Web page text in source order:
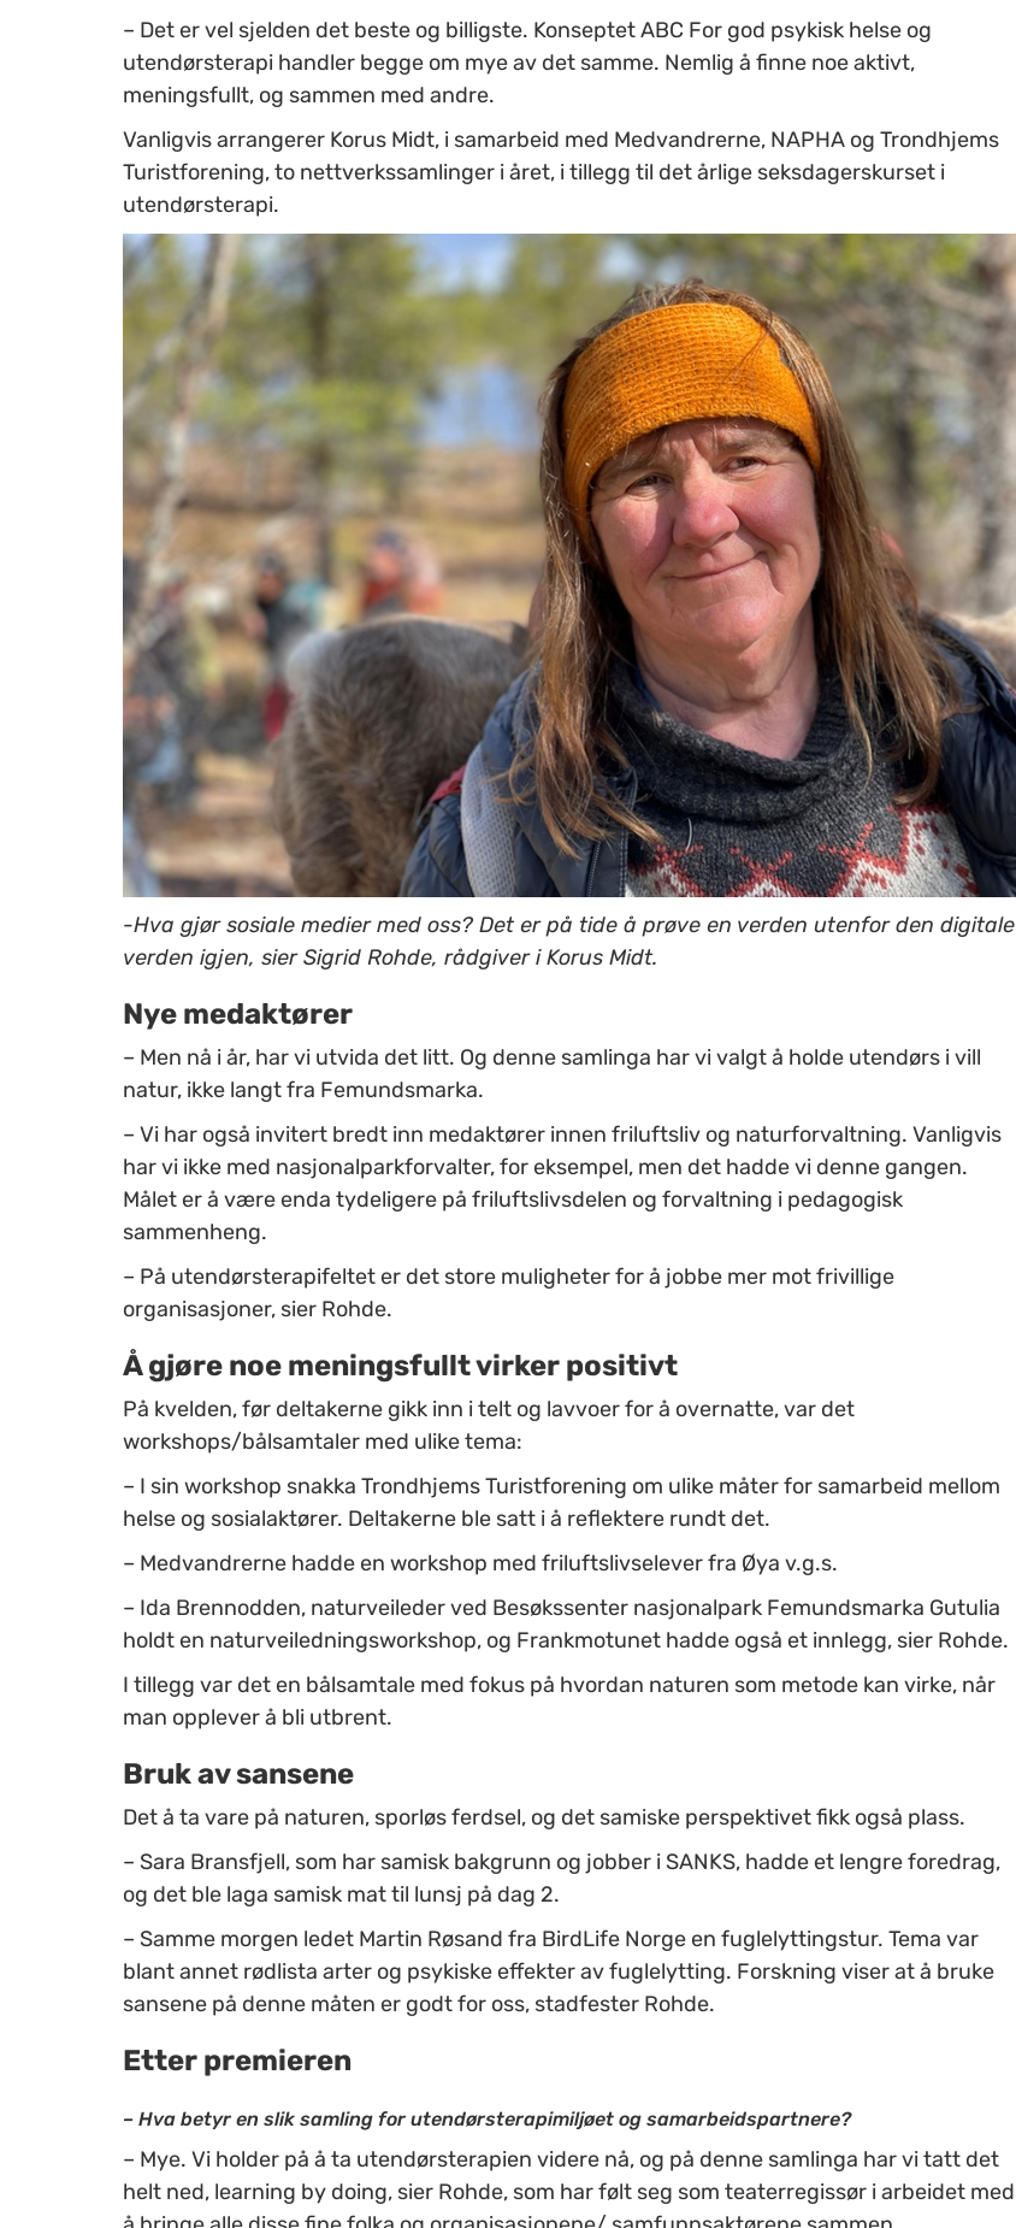
– Det er vel sjelden det beste og billigste. Konseptet ABC For god psykisk helse og
utendørsterapi handler begge om mye av det samme. Nemlig å finne noe aktivt,
meningsfullt, og sammen med andre.
Vanligvis arrangerer Korus Midt, i samarbeid med Medvandrerne, NAPHA og Trondhjems
Turistforening, to nettverkssamlinger i året, i tillegg til det årlige seksdagerskurset i
utendørsterapi.
-Hva gjør sosiale medier med oss? Det er på tide å prøve en verden utenfor den digitale
verden igjen, sier Sigrid Rohde, rådgiver i Korus Midt.
Nye medaktører
– Men nå i år, har vi utvida det litt. Og denne samlinga har vi valgt å holde utendørs i vill
natur, ikke langt fra Femundsmarka.
– Vi har også invitert bredt inn medaktører innen friluftsliv og naturforvaltning. Vanligvis
har vi ikke med nasjonalparkforvalter, for eksempel, men det hadde vi denne gangen.
Målet er å være enda tydeligere på friluftslivsdelen og forvaltning i pedagogisk
sammenheng.
– På utendørsterapifeltet er det store muligheter for å jobbe mer mot frivillige
organisasjoner, sier Rohde.
Å gjøre noe meningsfullt virker positivt
På kvelden, før deltakerne gikk inn i telt og lavvoer for å overnatte, var det
workshops/bålsamtaler med ulike tema:
– I sin workshop snakka Trondhjems Turistforening om ulike måter for samarbeid mellom
helse og sosialaktører. Deltakerne ble satt i å reflektere rundt det.
– Medvandrerne hadde en workshop med friluftslivselever fra Øya v.g.s.
– Ida Brennodden, naturveileder ved Besøkssenter nasjonalpark Femundsmarka Gutulia
holdt en naturveiledningsworkshop, og Frankmotunet hadde også et innlegg, sier Rohde.
I tillegg var det en bålsamtale med fokus på hvordan naturen som metode kan virke, når
man opplever å bli utbrent.
Bruk av sansene
Det å ta vare på naturen, sporløs ferdsel, og det samiske perspektivet fikk også plass.
– Sara Bransfjell, som har samisk bakgrunn og jobber i SANKS, hadde et lengre foredrag,
og det ble laga samisk mat til lunsj på dag 2.
– Samme morgen ledet Martin Røsand fra BirdLife Norge en fuglelyttingstur. Tema var
blant annet rødlista arter og psykiske effekter av fuglelytting. Forskning viser at å bruke
sansene på denne måten er godt for oss, stadfester Rohde.
Etter premieren
– Hva betyr en slik samling for utendørsterapimiljøet og samarbeidspartnere?
– Mye. Vi holder på å ta utendørsterapien videre nå, og på denne samlinga har vi tatt det
helt ned, learning by doing, sier Rohde, som har følt seg som teaterregissør i arbeidet med